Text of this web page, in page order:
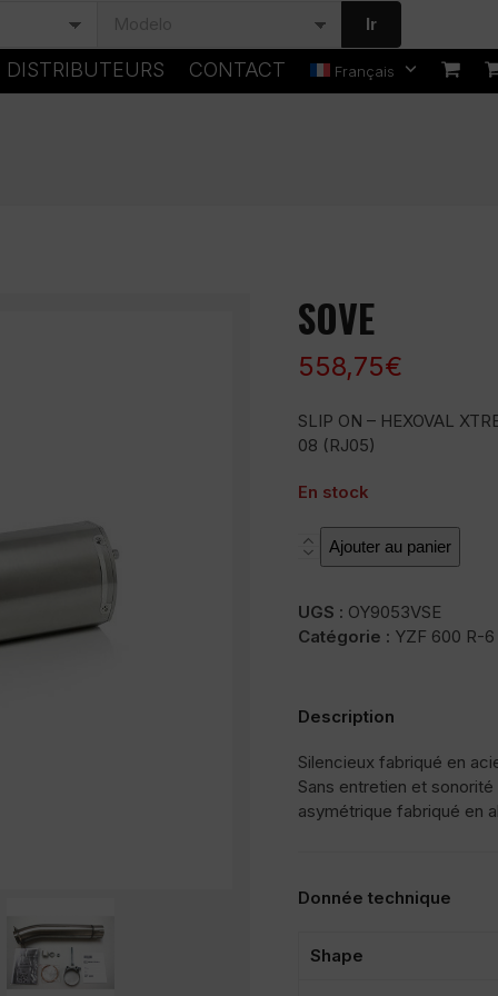
Ir
DISTRIBUTEURS CONTACT Français
SOVE
558,75€
SLIP ON – HEXOVAL
08 (RJ05)
En stock
quantitéAjouter au panier
UGS : OY9053VSE
Catégorie : YZF 600 R-
Description
Silencieux fabriqué en
Sans entretien et
asymétrique fabriqué en
Donnée technique
Shape